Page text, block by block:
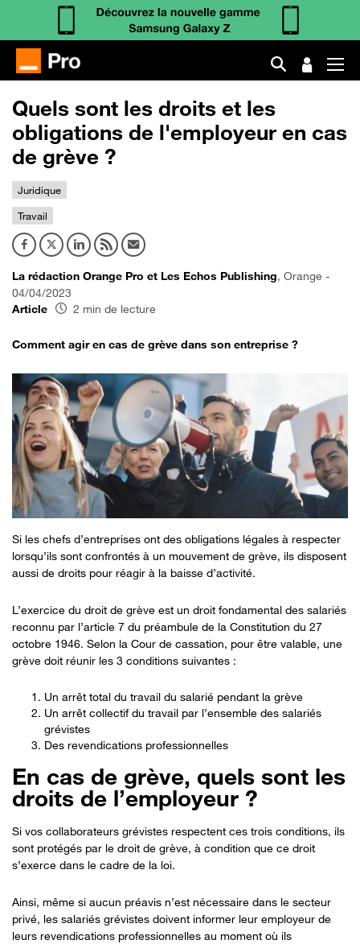
Quels sont les droits et les
obligations de l'employeur en cas
de grève ?
Juridique
Travail
La rédaction Orange Pro et Les Echos Publishing, Orange -
04/04/2023
Article
2 min de lecture
Comment agir en cas de grève dans son entreprise ?
Si les chefs d’entreprises ont des obligations légales à respecter
lorsqu’ils sont confrontés à un mouvement de grève, ils disposent
aussi de droits pour réagir à la baisse d’activité.
L’exercice du droit de grève est un droit fondamental des salariés
reconnu par l’article 7 du préambule de la Constitution du 27
octobre 1946. Selon la Cour de cassation, pour être valable, une
grève doit réunir les 3 conditions suivantes :
Un arrêt total du travail du salarié pendant la grève
Un arrêt collectif du travail par l’ensemble des salariés
grévistes
Des revendications professionnelles
En cas de grève, quels sont les
droits de l’employeur ?
Si vos collaborateurs grévistes respectent ces trois conditions, ils
sont protégés par le droit de grève, à condition que ce droit
s’exerce dans le cadre de la loi.
Ainsi, même si aucun préavis n’est nécessaire dans le secteur
privé, les salariés grévistes doivent informer leur employeur de
leurs revendications professionnelles au moment où ils